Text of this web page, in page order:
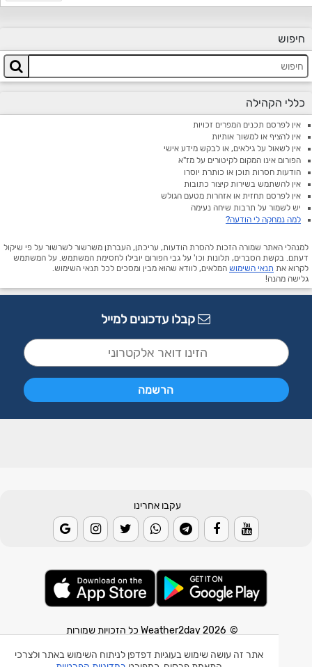
אתר זה עושה שימוש בעוגיות דפדפן לניתוח השימוש באתר ולצרכי
חיפוש
כללי הקהילה
אין לפרסם תכנים המפרים זכויות
אין להציף או למשוך אותיות
אין לשאול על גילאים, או לבקש מידע אישי
הפורום אינו המקום לקיטורים על מז"א
הודעות חסרות תוכן או כותרת יוסרו
אין להשתמש בשירות קיצור כתובות
אין לפרסם תחזית או אזהרות מטעם הגולש
יש לשמור על תרבות שיחה נעימה
למה נמחקה לי הודעה?
למנהלי האתר שמורה הזכות להסרת הודעות, עריכתן, העברתן משרשור לשרשור על פי שיקול
דעתם. בקשת הסברים, תלונות וכו' על גבי הפורום יובילו לחסימת המשתמש. על המשתמש
לקרוא את תנאי השימוש המלאים, לוודא שהוא מבין ומסכים לכל תנאי השימוש.
גלישה מהנה!
קבלו עדכונים למייל
עקבו אחרינו
© 2026 Weather2day כל הזכויות שמורות
אפליקצית מזג אוויר